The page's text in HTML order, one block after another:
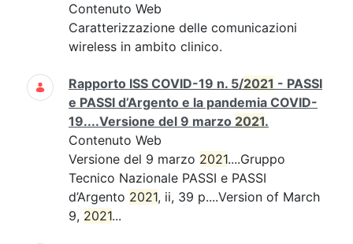
Contenuto Web
Caratterizzazione delle comunicazioni
wireless in ambito clinico.
Rapporto ISS COVID-19 n. 5/2021 - PASSI
e PASSI d’Argento e la pandemia COVID-
19....Versione del 9 marzo 2021.
Contenuto Web
Versione del 9 marzo 2021....Gruppo
Tecnico Nazionale PASSI e PASSI
d’Argento 2021, ii, 39 p....Version of March
9, 2021...